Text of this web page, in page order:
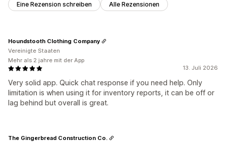
Eine Rezension schreiben Alle Rezensionen
13. Juli 2026
Very solid app. Quick chat response if you need help. Only
limitation is when using it for inventory reports, it can be off or
lag behind but overall is great.
Houndstooth Clothing Company
Vereinigte Staaten
Mehr als 2 jahre mit der App
The Gingerbread Construction Co.